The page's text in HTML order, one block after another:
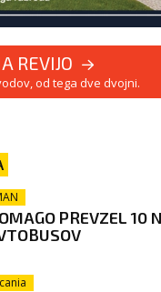
REVIJO
od tega dve dvojni.
PREVZEL 10